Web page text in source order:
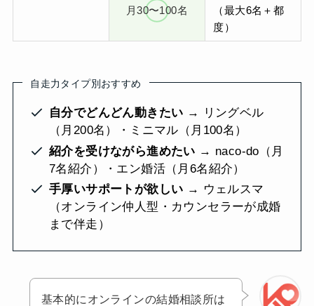
月30〜100名
（最大6名＋都
度）
自走力タイプ別おすすめ
自分でどんどん動きたい → リングベル
（月200名）・ミニマル（月100名）
紹介を受けながら進めたい → naco-do（月
7名紹介）・エン婚活（月6名紹介）
手厚いサポートが欲しい → ウェルスマ
（オンライン仲人型・カウンセラーが成婚
まで伴走）
基本的にオンラインの結婚相談所は